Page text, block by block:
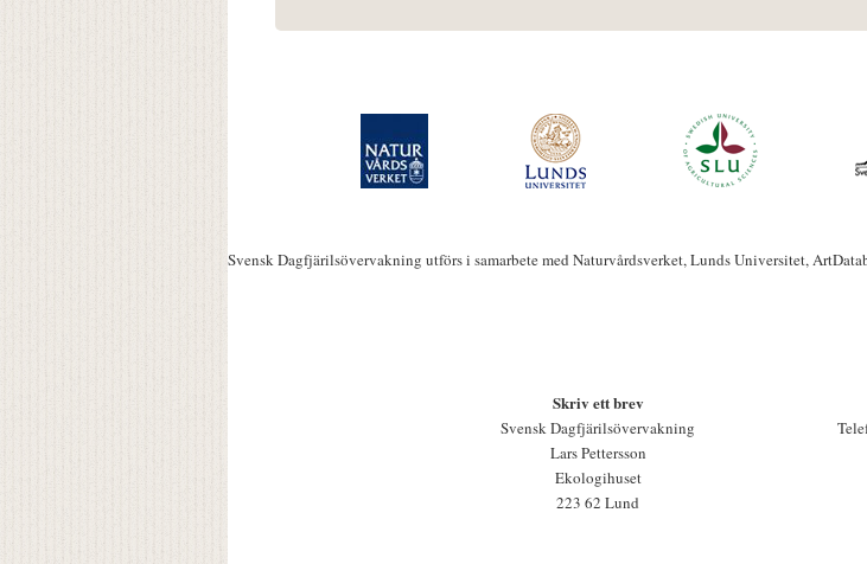
Svensk Dagfjärilsövervakning utförs i samarbete med Naturvårdsverket, Lunds Universitet,
Skriv ett brev
Svensk Dagfjärilsövervakning
Lars Pettersson
Ekologihuset
223 62 Lund